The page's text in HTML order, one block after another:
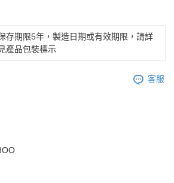
存期限5年，製造日期或有效期限，請詳
產品包裝標示
客服